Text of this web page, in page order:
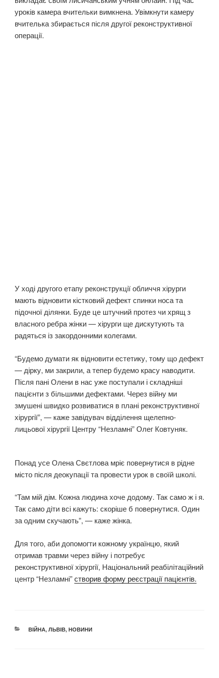
уроків камера вчительки вимкнена. Увімкнути камеру
вчителька збирається після другої реконструктивної
операції.
У ході другого етапу реконструкції обличчя хірурги
мають відновити кістковий дефект спинки носа та
підочної ділянки. Буде це штучний протез чи хрящ з
власного ребра жінки — хірурги ще дискутують та
радяться із закордонними колегами.
“Будемо думати як відновити естетику, тому що дефект
— дірку, ми закрили, а тепер будемо красу наводити.
Після пані Олени в нас уже поступали і складніші
пацієнти з більшими дефектами. Через війну ми
змушені швидко розвиватися в плані реконструктивної
хірургії”, — каже завідувач відділення щелепно-
лицьової хірургії Центру “Незламні” Олег Ковтуняк.
Понад усе Олена Свєтлова мріє повернутися в рідне
місто після деокупації та провести урок в своїй школі.
“Там мій дім. Кожна людина хоче додому. Так само ж і я.
Так само діти всі кажуть: скоріше б повернутися. Один
за одним скучають”, — каже жінка.
Для того, аби допомогти кожному українцю, який
отримав травми через війну і потребує
реконструктивної хірургії, Національний реабілітаційний
центр “Незламні”створив форму реєстрації пацієнтів.
КАТЕГОРІЇ
ВІЙНА, ЛЬВІВ, НОВИНИ